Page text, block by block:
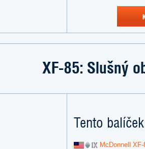
XF-85: Slušný
Tento
McDonnell